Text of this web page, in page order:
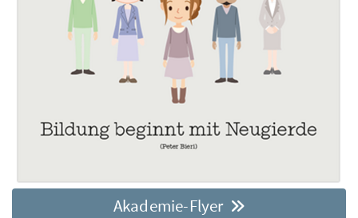
Akademie-Flyer